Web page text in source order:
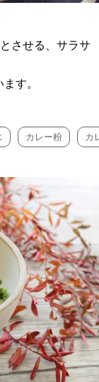
させる、サラサ
す。
カレー粉 カ